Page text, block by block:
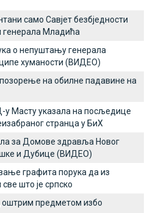
само Савјет безбједности
генерала Младића
о непуштању генерала
хуманости (ВИДЕО)
на обилне падавине на
у Масту указала на посљедице
странца у БиХ
за Домове здравља Новог
и Дубице (ВИДЕО)
графита порука да из
што је српско
оштрим предметом избо